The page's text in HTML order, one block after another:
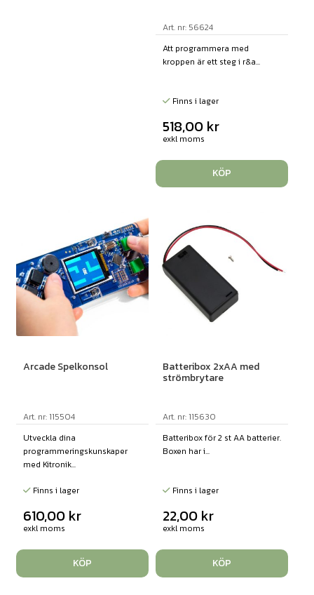
Art. nr: 56624
Att programmera med
kroppen är ett steg i r&a...
Finns i lager
518,00 kr
exkl moms
KÖP
Arcade Spelkonsol
Art. nr: 115504
Utveckla dina
programmeringskunskaper
med Kitronik...
Finns i lager
610,00 kr
exkl moms
KÖP
Batteribox 2xAA med
strömbrytare
Art. nr: 115630
Batteribox för 2 st AA batterier.
Boxen har i...
Finns i lager
22,00 kr
exkl moms
KÖP